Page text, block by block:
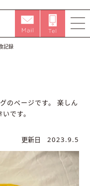
記録
のページです。
楽しん
です。
更新日 2023.9.5